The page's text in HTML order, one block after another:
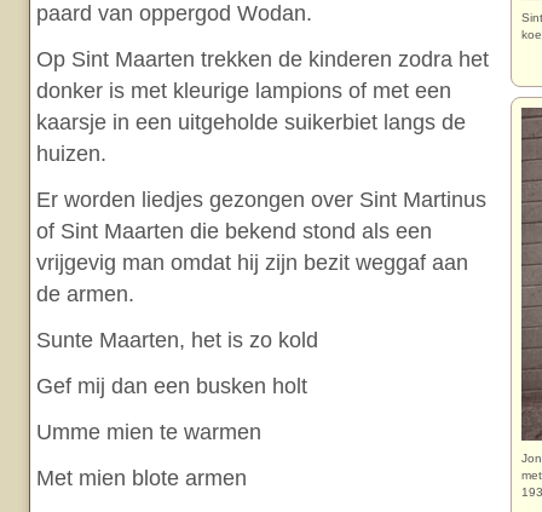
paard van oppergod Wodan.
Op Sint Maarten trekken de kinderen zodra het
donker is met kleurige lampions of met een
kaarsje in een uitgeholde suikerbiet langs de
huizen.
Er worden liedjes gezongen over Sint Martinus
of Sint Maarten die bekend stond als een
vrijgevig man omdat hij zijn bezit weggaf aan
de armen.
Sunte Maarten, het is zo kold
Gef mij dan een busken holt
Umme mien te warmen
Met mien blote armen